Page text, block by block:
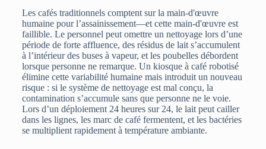
Les cafés traditionnels comptent sur la main-d'œuvre
humaine pour l’assainissement—et cette main-d'œuvre est
faillible. Le personnel peut omettre un nettoyage lors d’une
période de forte affluence, des résidus de lait s’accumulent
à l’intérieur des buses à vapeur, et les poubelles débordent
lorsque personne ne remarque. Un kiosque à café robotisé
élimine cette variabilité humaine mais introduit un nouveau
risque : si le système de nettoyage est mal conçu, la
contamination s’accumule sans que personne ne le voie.
Lors d’un déploiement 24 heures sur 24, le lait peut cailler
dans les lignes, les marc de café fermentent, et les bactéries
se multiplient rapidement à température ambiante.